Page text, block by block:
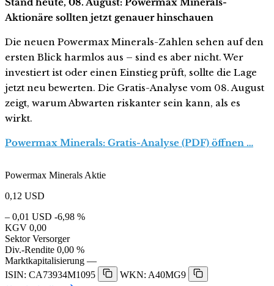
Aktionäre sollten jetzt genauer hinschauen
Die neuen Powermax Minerals-Zahlen sehen auf den
ersten Blick harmlos aus – sind es aber nicht. Wer
investiert ist oder einen Einstieg prüft, sollte die Lage
jetzt neu bewerten. Die Gratis-Analyse vom 08. August
zeigt, warum Abwarten riskanter sein kann, als es
wirkt.
Powermax Minerals: Gratis-Analyse (PDF) öffnen …
Powermax Minerals Aktie
0,12 USD
– 0,01 USD -6,98 %
KGV 0,00
Sektor Versorger
Div.-Rendite 0,00 %
Marktkapitalisierung —
ISIN: CA73934M1095
WKN: A40MG9